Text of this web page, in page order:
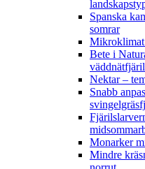
Spanska
somrar
Mikroklimat
Bete i
Nektar –
Snabb
Monarker
Mindre